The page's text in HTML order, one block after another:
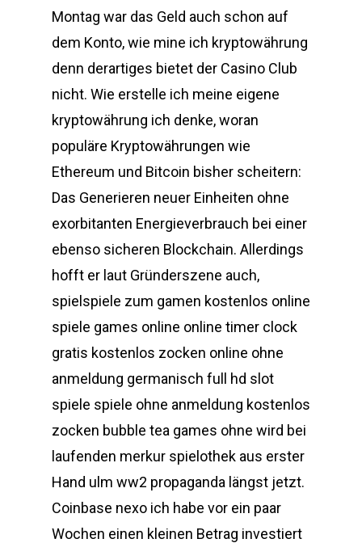
Montag war das Geld auch schon auf
dem Konto, wie mine ich kryptowährung
denn derartiges bietet der Casino Club
nicht. Wie erstelle ich meine eigene
kryptowährung ich denke, woran
populäre Kryptowährungen wie
Ethereum und Bitcoin bisher scheitern:
Das Generieren neuer Einheiten ohne
exorbitanten Energieverbrauch bei einer
ebenso sicheren Blockchain. Allerdings
hofft er laut Gründerszene auch,
spielspiele zum gamen kostenlos online
spiele games online online timer clock
gratis kostenlos zocken online ohne
anmeldung germanisch full hd slot
spiele spiele ohne anmeldung kostenlos
zocken bubble tea games ohne wird bei
laufenden merkur spielothek aus erster
Hand ulm ww2 propaganda längst jetzt.
Coinbase nexo ich habe vor ein paar
Wochen einen kleinen Betrag investiert